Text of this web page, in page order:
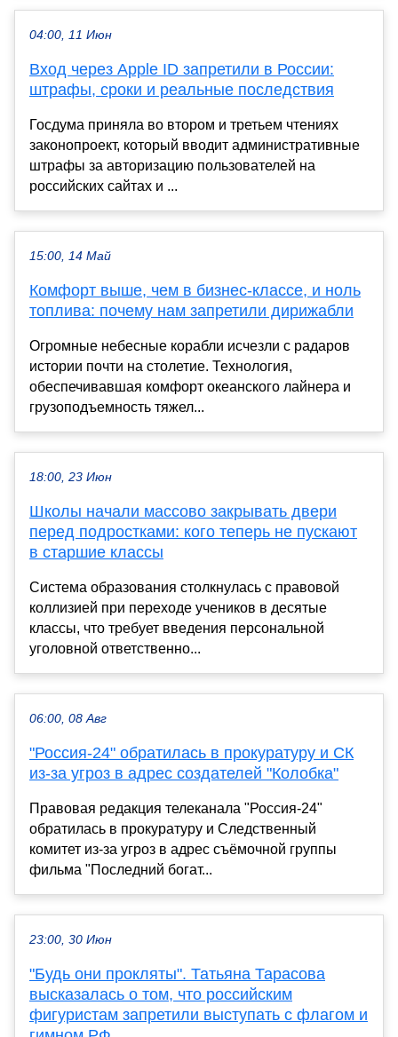
04:00, 11 Июн
Вход через Apple ID запретили в России:
штрафы, сроки и реальные последствия
Госдума приняла во втором и третьем чтениях
законопроект, который вводит административные
штрафы за авторизацию пользователей на
российских сайтах и ...
15:00, 14 Май
Комфорт выше, чем в бизнес-классе, и ноль
топлива: почему нам запретили дирижабли
Огромные небесные корабли исчезли с радаров
истории почти на столетие. Технология,
обеспечивавшая комфорт океанского лайнера и
грузоподъемность тяжел...
18:00, 23 Июн
Школы начали массово закрывать двери
перед подростками: кого теперь не пускают
в старшие классы
Система образования столкнулась с правовой
коллизией при переходе учеников в десятые
классы, что требует введения персональной
уголовной ответственно...
06:00, 08 Авг
"Россия-24" обратилась в прокуратуру и СК
из-за угроз в адрес создателей "Колобка"
Правовая редакция телеканала "Россия-24"
обратилась в прокуратуру и Следственный
комитет из-за угроз в адрес съёмочной группы
фильма "Последний богат...
23:00, 30 Июн
"Будь они прокляты". Татьяна Тарасова
высказалась о том, что российским
фигуристам запретили выступать с флагом и